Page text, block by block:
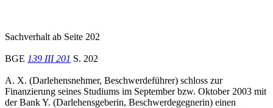
Sachverhalt ab Seite 202
BGE 139 III 201 S. 202
A. X. (Darlehensnehmer, Beschwerdeführer) schloss zur
Finanzierung seines Studiums im September bzw. Oktober 2003 mit
der Bank Y. (Darlehensgeberin, Beschwerdegegnerin) einen